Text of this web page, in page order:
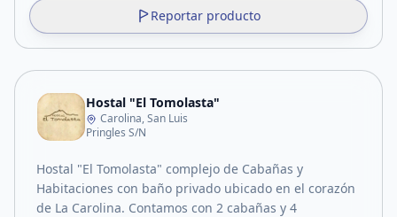
Reportar producto
Hostal "El Tomolasta"
Carolina, San Luis
Pringles S/N
Hostal "El Tomolasta" complejo de Cabañas y
Habitaciones con baño privado ubicado en el corazón
de La Carolina. Contamos con 2 cabañas y 4